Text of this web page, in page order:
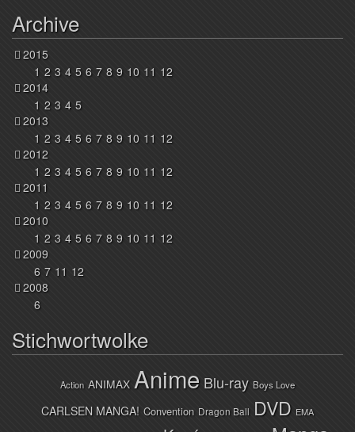
Archive
2015
1 2 3 4 5 6 7 8 9 10 11 12
2014
1 2 3 4 5
2013
1 2 3 4 5 6 7 8 9 10 11 12
2012
1 2 3 4 5 6 7 8 9 10 11 12
2011
1 2 3 4 5 6 7 8 9 10 11 12
2010
1 2 3 4 5 6 7 8 9 10 11 12
2009
6 7 11 12
2008
6
Stichwortwolke
Action ANIMAX Anime Blu-ray Boys Love
CARLSEN MANGA! Convention Dragon Ball DVD EMA